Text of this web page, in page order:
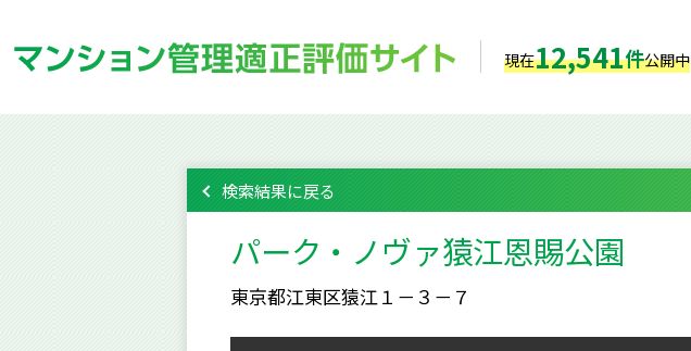
現在12,541件公開中
検索結果に戻る
パーク・ノヴァ猿江恩賜公園
東京都江東区猿江１－３－７